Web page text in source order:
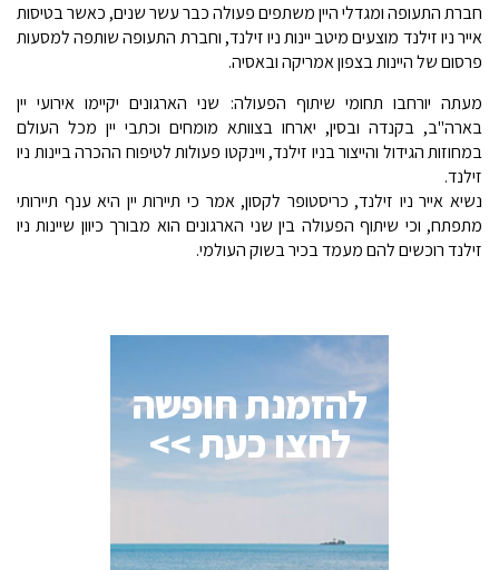
חברת התעופה ומגדלי היין משתפים פעולה כבר עשר שנים, כאשר בטיסות
אייר ניו זילנד מוצעים מיטב יינות ניו זילנד, וחברת התעופה שותפה למסעות
פרסום של היינות בצפון אמריקה ובאסיה.
מעתה יורחבו תחומי שיתוף הפעולה: שני הארגונים יקיימו אירועי יין
בארה"ב, בקנדה ובסין, יארחו בצוותא מומחים וכתבי יין מכל העולם
במחוזות הגידול והייצור בניו זילנד, ויינקטו פעולות לטיפוח ההכרה ביינות ניו
זילנד.
נשיא אייר ניו זילנד, כריסטופר לקסון, אמר כי תיירות יין היא ענף תיירותי
מתפתח, וכי שיתוף הפעולה בין שני הארגונים הוא מבורך כיוון שיינות ניו
זילנד רוכשים להם מעמד בכיר בשוק העולמי.
להזמנת חופשה
לחצו כעת >>